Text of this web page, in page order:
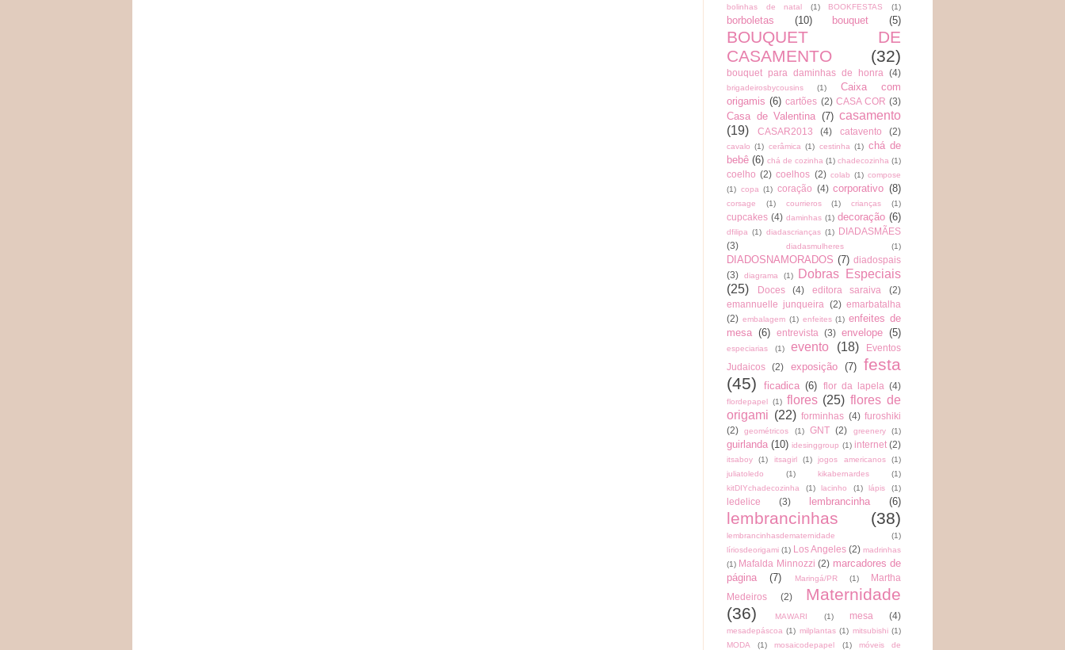
bolinhas de natal
(1) BOOKFESTAS (1)
borboletas (10) bouquet (5)
BOUQUET DE
CASAMENTO
(32)
bouquet para daminhas de honra (4)
brigadeirosbycousins (1)
Caixa com
origamis (6) cartões (2) CASA COR (3)
Casa de Valentina (7) casamento
(19)
CASAR2013 (4) catavento (2)
cavalo (1) cerâmica (1) cestinha (1) chá de
bebê (6) chá de cozinha (1) chadecozinha (1)
coelho (2) coelhos (2) colab (1) compose
(1) copa (1) coração (4) corporativo (8)
corsage (1) courrieros (1) crianças (1)
cupcakes (4) daminhas (1) decoração (6)
dfilipa (1) diadascrianças (1) DIADASMÃES
(3)
diadasmulheres (1)
DIADOSNAMORADOS (7) diadospais
(3)
diagrama (1)
Dobras Especiais
(25)
Doces (4) editora saraiva
(2)
emannuelle junqueira
(2) emarbatalha
(2) embalagem (1) enfeites (1) enfeites de
mesa (6) entrevista (3) envelope (5)
especiarias (1) evento (18)
Eventos
Judaicos
(2) exposição (7)
festa
(45)
ficadica (6) flor da lapela (4)
flordepapel (1) flores (25) flores de
origami (22) forminhas (4) furoshiki
(2)
geométricos (1) GNT (2) greenery (1)
guirlanda (10) idesinggroup (1) internet (2)
itsaboy (1) itsagirl (1) jogos americanos
(1)
juliatoledo
(1) kikabernardes
(1)
kitDIYchadecozinha
(1) lacinho (1) lápis (1)
ledelice (3) lembrancinha (6)
lembrancinhas (38)
lembrancinhasdematernidade
(1)
líriosdeorigami (1) Los Angeles (2) madrinhas
(1) Mafalda Minnozzi (2) marcadores de
página
(7) Maringá/PR (1)
Martha
Medeiros
(2)
Maternidade
(36)
MAWARI (1) mesa (4)
mesadepáscoa (1) milplantas (1) mitsubishi (1)
MODA
(1) mosaicodepapel (1) móveis de